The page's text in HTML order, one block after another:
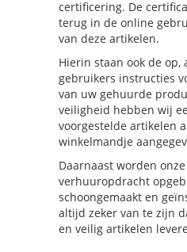
certificering. De
terug in de online
van deze artikelen.
Hierin staan ook de op,
gebruikers instructies
van uw gehuurde
veiligheid hebben wij
voorgestelde artikelen
winkelmandje
Daarnaast worden
verhuuropdracht
schoongemaakt en
altijd zeker van te zijn
en veilig artikelen